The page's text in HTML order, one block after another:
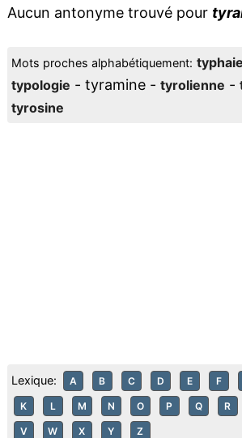
Aucun antonyme trouvé pour
Mots proches alphabétiquement: typhaie
typologie - tyramine - tyrolienne -
tyrosine
Lexique: A B C D E F
K L M N O P Q R
V W X Y Z